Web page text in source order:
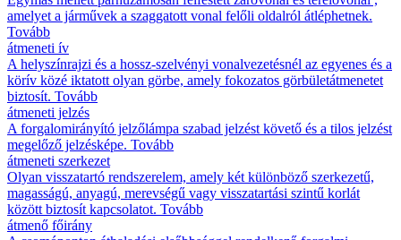
amelyet a járművek a szaggatott vonal felőli oldalról átléphetnek.
Tovább
átmeneti ív
A helyszínrajzi és a hossz-szelvényi vonalvezetésnél az egyenes és a
körív közé iktatott olyan görbe, amely fokozatos görbületátmenetet
biztosít. Tovább
átmeneti jelzés
A forgalomirányító jelzőlámpa szabad jelzést követő és a tilos jelzést
megelőző jelzésképe. Tovább
átmeneti szerkezet
Olyan visszatartó rendszerelem, amely két különböző szerkezetű,
magasságú, anyagú, merevségű vagy visszatartási szintű korlát
között biztosít kapcsolatot. Tovább
átmenő főirány